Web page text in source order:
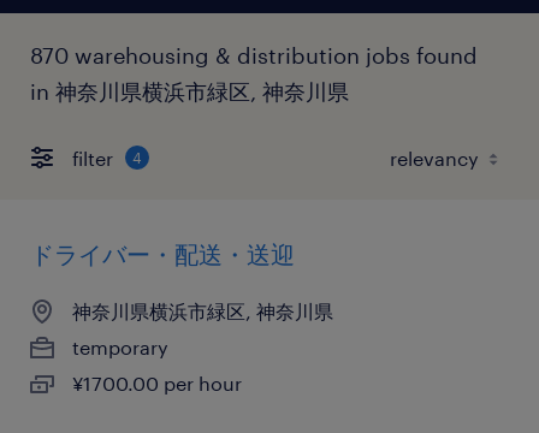
870 warehousing & distribution jobs found
in 神奈川県横浜市緑区, 神奈川県
filter 4
ドライバー・配送・送迎
神奈川県横浜市緑区, 神奈川県
temporary
¥1700.00 per hour